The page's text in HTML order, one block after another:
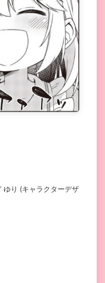
ゆり (キャラクターデザ